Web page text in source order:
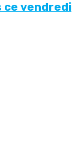
ce vendredi